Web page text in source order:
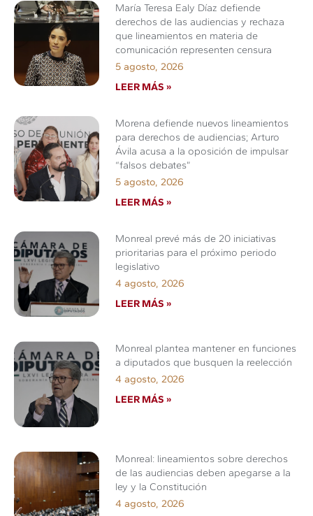
María Teresa Ealy Díaz defiende
derechos de las audiencias y rechaza
que lineamientos en materia de
comunicación representen censura
5 agosto, 2026
LEER MÁS »
Morena defiende nuevos lineamientos
para derechos de audiencias; Arturo
Ávila acusa a la oposición de impulsar
“falsos debates”
5 agosto, 2026
LEER MÁS »
Monreal prevé más de 20 iniciativas
prioritarias para el próximo periodo
legislativo
4 agosto, 2026
LEER MÁS »
Monreal plantea mantener en funciones
a diputados que busquen la reelección
4 agosto, 2026
LEER MÁS »
Monreal: lineamientos sobre derechos
de las audiencias deben apegarse a la
ley y la Constitución
4 agosto, 2026